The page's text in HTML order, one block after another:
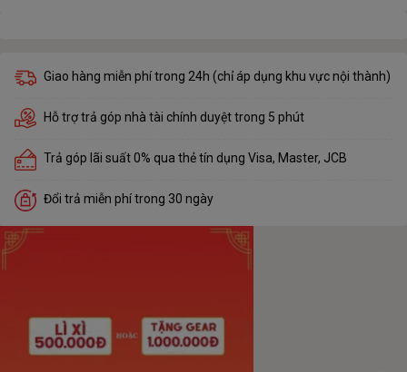
Giao hàng miễn phí trong 24h (chỉ áp dụng khu vực nội thành)
Hỗ trợ trả góp nhà tài chính duyệt trong 5 phút
Trả góp lãi suất 0% qua thẻ tín dụng Visa, Master, JCB
Đổi trả miễn phí trong 30 ngày